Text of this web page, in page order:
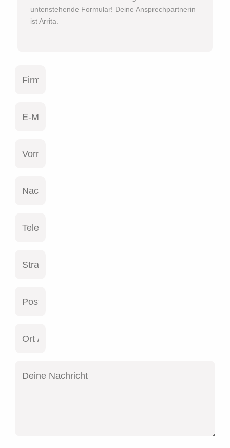
untenstehende Formular! Deine Ansprechpartnerin
ist Arrita.